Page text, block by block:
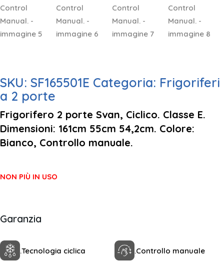
SKU: SF165501E Categoria: Frigoriferi
a 2 porte
Frigorifero 2 porte Svan, Ciclico. Classe E.
Dimensioni: 161cm 55cm 54,2cm. Colore:
Bianco, Controllo manuale.
NON PIÙ IN USO
Garanzia
.Tecnologia ciclica .Controllo manuale